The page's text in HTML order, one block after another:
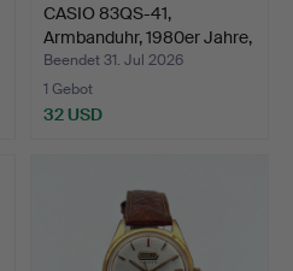
CASIO 83QS-41,
Armbanduhr, 1980er Jahre,
Q…
Beendet 31. Jul 2026
1 Gebot
32 USD